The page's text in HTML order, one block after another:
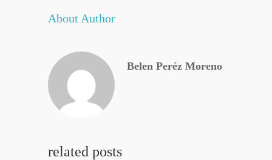
About Author
Belen Peréz Moreno
related posts